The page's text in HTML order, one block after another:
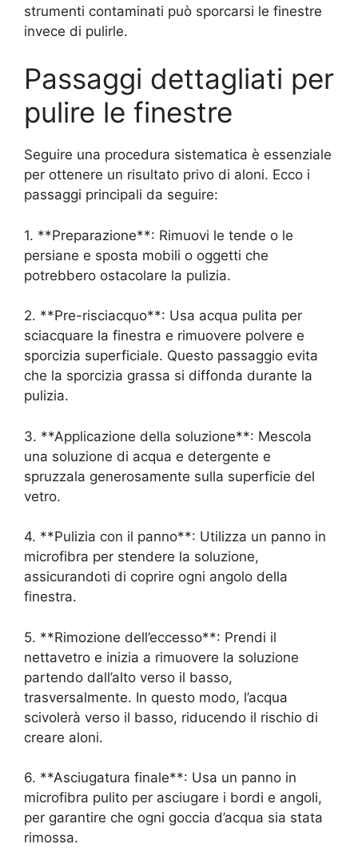
strumenti contaminati può sporcarsi le finestre
invece di pulirle.
Passaggi dettagliati per
pulire le finestre
Seguire una procedura sistematica è essenziale
per ottenere un risultato privo di aloni. Ecco i
passaggi principali da seguire:
1. **Preparazione**: Rimuovi le tende o le
persiane e sposta mobili o oggetti che
potrebbero ostacolare la pulizia.
2. **Pre-risciacquo**: Usa acqua pulita per
sciacquare la finestra e rimuovere polvere e
sporcizia superficiale. Questo passaggio evita
che la sporcizia grassa si diffonda durante la
pulizia.
3. **Applicazione della soluzione**: Mescola
una soluzione di acqua e detergente e
spruzzala generosamente sulla superficie del
vetro.
4. **Pulizia con il panno**: Utilizza un panno in
microfibra per stendere la soluzione,
assicurandoti di coprire ogni angolo della
finestra.
5. **Rimozione dell’eccesso**: Prendi il
nettavetro e inizia a rimuovere la soluzione
partendo dall’alto verso il basso,
trasversalmente. In questo modo, l’acqua
scivolerà verso il basso, riducendo il rischio di
creare aloni.
6. **Asciugatura finale**: Usa un panno in
microfibra pulito per asciugare i bordi e angoli,
per garantire che ogni goccia d’acqua sia stata
rimossa.